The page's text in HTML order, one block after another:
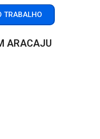
TRABALHO
ARACAJU